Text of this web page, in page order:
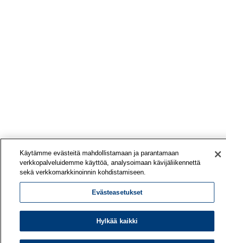
Käytämme evästeitä mahdollistamaan ja parantamaan
verkkopalveluidemme käyttöä, analysoimaan kävijäliikennettä
sekä verkkomarkkinoinnin kohdistamiseen.
Evästeasetukset
Hylkää kaikki